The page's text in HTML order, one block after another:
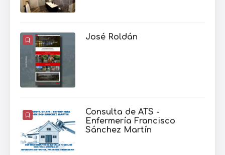
José Roldán
Consulta de ATS -
Enfermería Francisco
Sánchez Martín